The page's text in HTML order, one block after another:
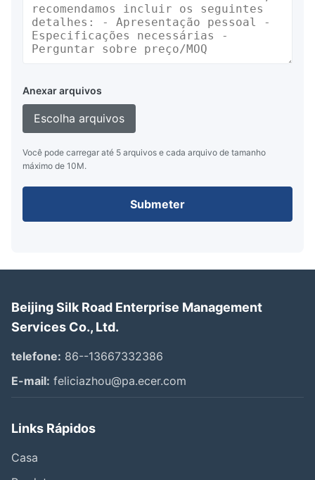
Anexar arquivos
Escolha arquivos
Você pode carregar até 5 arquivos e cada arquivo de tamanho
máximo de 10M.
Submeter
Beijing Silk Road Enterprise Management
Services Co., Ltd.
telefone: 86--13667332386
E-mail: feliciazhou@pa.ecer.com
Links Rápidos
Casa